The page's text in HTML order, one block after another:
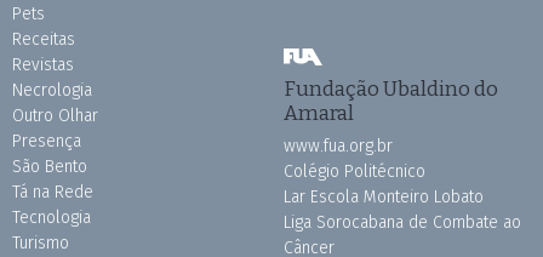
Pets
Receitas
Revistas
Necrologia
Outro Olhar
Presença
São Bento
Tá na Rede
Tecnologia
Turismo
Fundação Ubaldino do
Amaral
www.fua.org.br
Colégio Politécnico
Lar Escola Monteiro Lobato
Liga Sorocabana de Combate ao
Câncer